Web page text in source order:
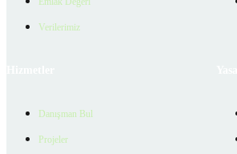
Verilerimiz
Danışman Bul
Projeler